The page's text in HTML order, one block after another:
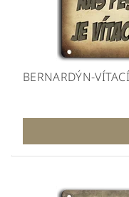
BERNARDÝN-VÍTACÍ